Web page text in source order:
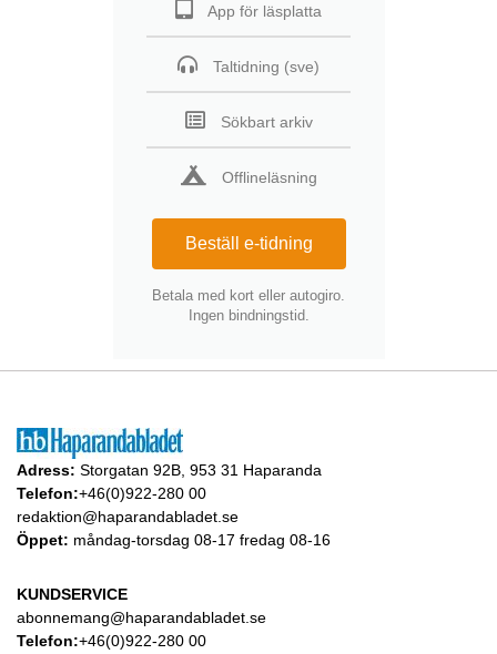
App för läsplatta
Taltidning (sve)
Sökbart arkiv
Offlineläsning
Beställ e-tidning
Betala med kort eller autogiro.
Ingen bindningstid.
Adress: Storgatan 92B, 953 31 Haparanda
Telefon:+46(0)922-280 00
redaktion@haparandabladet.se
Öppet: måndag-torsdag 08-17 fredag 08-16
KUNDSERVICE
abonnemang@haparandabladet.se
Telefon:+46(0)922-280 00